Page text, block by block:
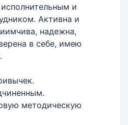
и
Активна и
надежна,
в себе, имею
методическую